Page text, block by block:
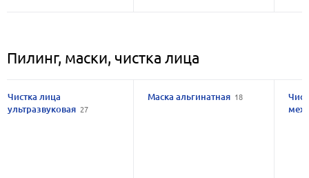
Пилинг, маски, чистка лица
Чистка лица
ультразвуковая 27
Маска альгинатная 18